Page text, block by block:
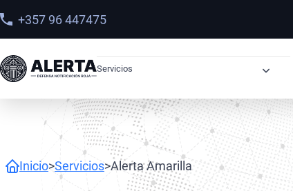
+357 96 447475
Servicios
Órdenes de Arresto
Derechos Humanos
Sanciones
Abogados OFAC
Inicio>Servicios>Alerta Amarilla